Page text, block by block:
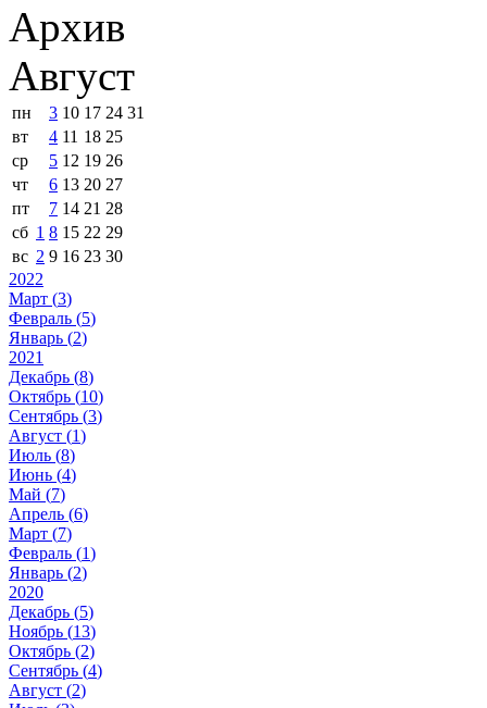
Архив
Август
пн 3 10 17 24 31
вт
4 11 18 25
ср
5 12 19 26
чт
6 13 20 27
пт
7 14 21 28
сб 1 8 15 22 29
вс 2 9 16 23 30
2022
Март (3)
Февраль (5)
Январь (2)
2021
Декабрь (8)
Октябрь (10)
Сентябрь (3)
Август (1)
Июль (8)
Июнь (4)
Май (7)
Апрель (6)
Март (7)
Февраль (1)
Январь (2)
2020
Декабрь (5)
Ноябрь (13)
Октябрь (2)
Сентябрь (4)
Август (2)